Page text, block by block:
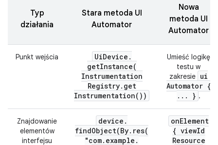
Typ
działania
Stara metoda UI
Automator
Nowa
metoda UI
Automator
Punkt wejścia UiDevice .
getInstance(
Instrumentation
Registry. get
Instrumentation( ))
Umieść logikę
testu w
zakresie ui
Automator {
. . . } .
Znajdowanie
elementów
interfejsu
device .
findObject(By. res(
"com. example .
onElement
{ viewId
Resource